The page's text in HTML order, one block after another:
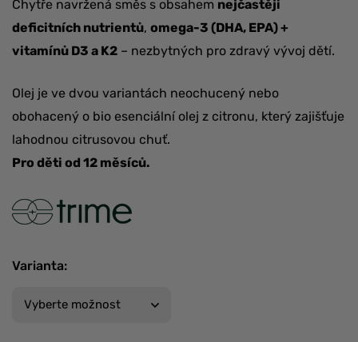
Chytře navržená směs s obsahem nejčastěji
deficitních nutrientů, omega-3 (DHA, EPA) +
vitamínů D3 a K2 – nezbytných pro zdravý vývoj dětí.
Olej je ve dvou variantách neochucený nebo
obohacený o bio esenciální olej z citronu, který zajišťuje
lahodnou citrusovou chuť.
Pro děti od 12 měsíců.
Varianta: